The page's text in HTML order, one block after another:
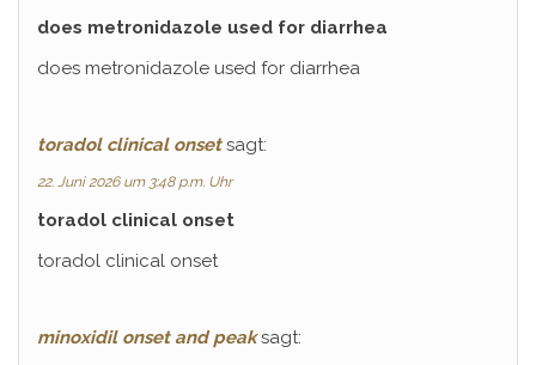
does metronidazole used for diarrhea
does metronidazole used for diarrhea
toradol clinical onset sagt:
22. Juni 2026 um 3:48 p.m. Uhr
toradol clinical onset
toradol clinical onset
minoxidil onset and peak sagt: